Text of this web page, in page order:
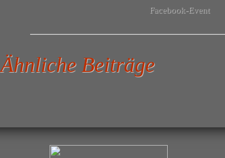
Facebook-Event
Ähnliche Beiträge